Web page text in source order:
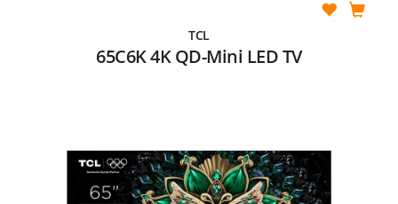
TCL
65C6K 4K QD-Mini LED TV